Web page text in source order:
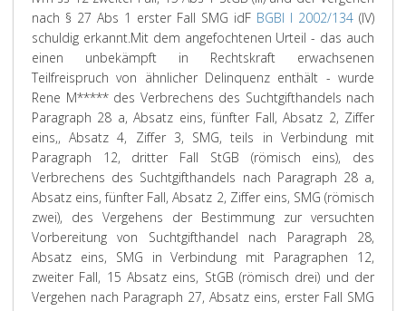
nach § 27 Abs 1 erster Fall SMG idF BGBl I 2002/134 (IV)
schuldig erkannt.Mit dem angefochtenen Urteil - das auch
einen unbekämpft in Rechtskraft erwachsenen
Teilfreispruch von ähnlicher Delinquenz enthält - wurde
Rene M***** des Verbrechens des Suchtgifthandels nach
Paragraph 28 a, Absatz eins, fünfter Fall, Absatz 2, Ziffer
eins,, Absatz 4, Ziffer 3, SMG, teils in Verbindung mit
Paragraph 12, dritter Fall StGB (römisch eins), des
Verbrechens des Suchtgifthandels nach Paragraph 28 a,
Absatz eins, fünfter Fall, Absatz 2, Ziffer eins, SMG (römisch
zwei), des Vergehens der Bestimmung zur versuchten
Vorbereitung von Suchtgifthandel nach Paragraph 28,
Absatz eins, SMG in Verbindung mit Paragraphen 12,
zweiter Fall, 15 Absatz eins, StGB (römisch drei) und der
Vergehen nach Paragraph 27, Absatz eins, erster Fall SMG